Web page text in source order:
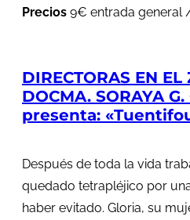
Precios 9€ entrada general
DIRECTORAS EN EL
DOCMA. SORAYA G.
presenta:
Después de toda la vida
quedado tetrapléjico por
haber evitado. Gloria, su